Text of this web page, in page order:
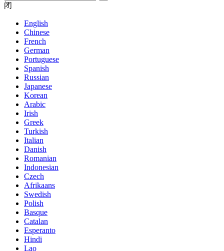
闭
English
Chinese
French
German
Portuguese
Spanish
Russian
Japanese
Korean
Arabic
Irish
Greek
Turkish
Italian
Danish
Romanian
Indonesian
Czech
Afrikaans
Swedish
Polish
Basque
Catalan
Esperanto
Hindi
Lao